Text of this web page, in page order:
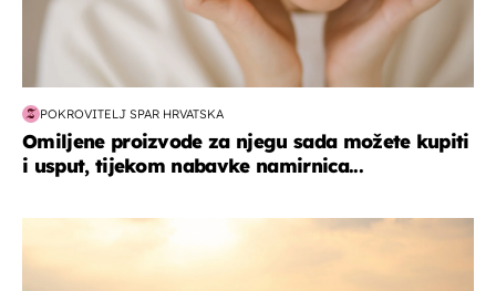
POKROVITELJ SPAR HRVATSKA
Omiljene proizvode za njegu sada možete kupiti
i usput, tijekom nabavke namirnica...